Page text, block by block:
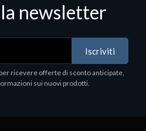
newsletter
Iscriviti
ricevere offerte di sconto anticipate,
sui nuovi prodotti.